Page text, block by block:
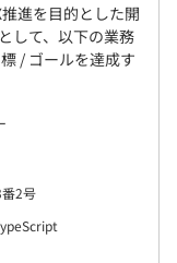
進を目的とした開
して、以下の業務
/ ゴールを達成す
2号